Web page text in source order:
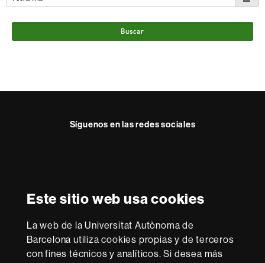
Este sitio web usa cookies
La web de la Universitat Autònoma de
Barcelona utiliza cookies propias y de terceros
con fines técnicos y analíticos. Si desea más
Buscar
Síguenos en las redes sociales
Excellence
Research
-
Euraxess
Con la financiación de